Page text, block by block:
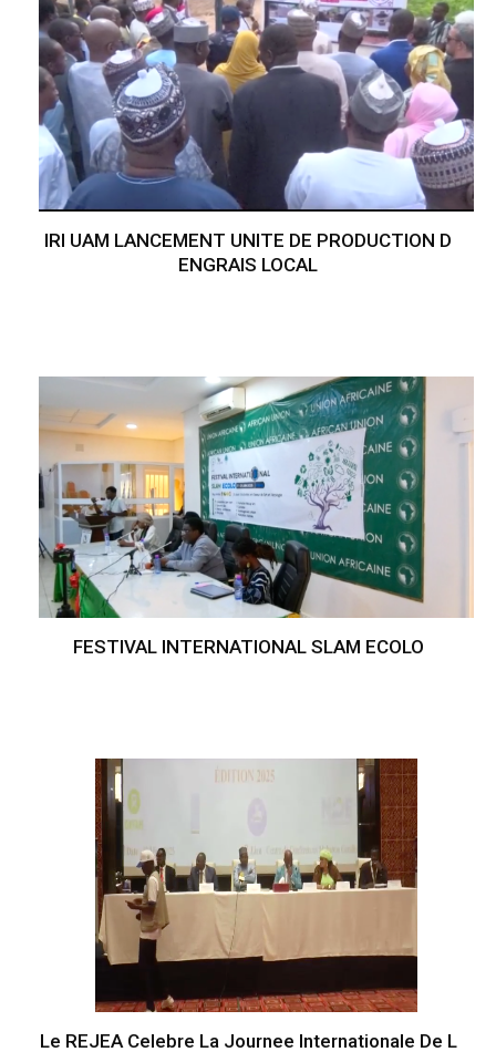
IRI UAM LANCEMENT UNITE DE PRODUCTION D
ENGRAIS LOCAL
FESTIVAL INTERNATIONAL SLAM ECOLO
Le REJEA Celebre La Journee Internationale De L